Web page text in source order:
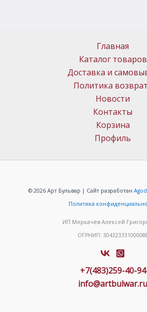
Главная
Каталог товаров
Доставка и
Политика
Новости
Контакты
Корзина
Профиль
© 2026 Арт Бульвар | Сайт разработан
Политика
ИП Меркачёв Алексей
ОГРНИП:
+7(483)259-40-94
info@artbulwar.ru